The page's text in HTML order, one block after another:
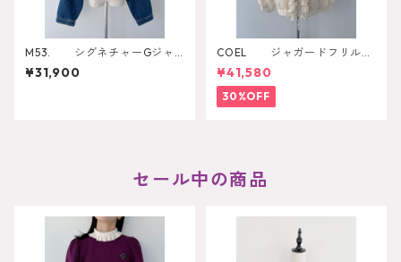
M53. シグネチャーGジャ
ン
¥31,900
COEL ジャガードフリルブ
ルゾン
¥41,580
30%OFF
セール中の商品